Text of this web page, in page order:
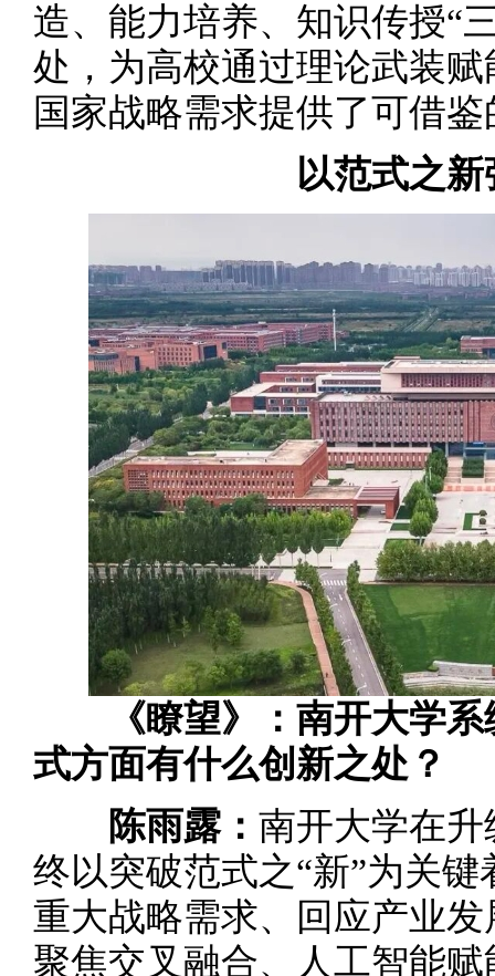
造、能力培养、知识传授“
处，为高校通过理论武装
国家战略需求提供了可借鉴
以范式之
《瞭望》：南开大学
式方面有什么创新之处？
陈雨露： 南开大学在升
终以突破范式之“新”为关
重大战略需求、回应产业
聚焦交叉融合、人工智能